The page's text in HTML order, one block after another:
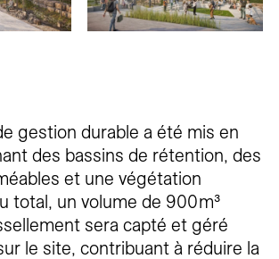
gestion durable a été mis en
des bassins de rétention, des
et une végétation
total, un volume de 900 m³
sera capté et géré
le site, contribuant à réduire la